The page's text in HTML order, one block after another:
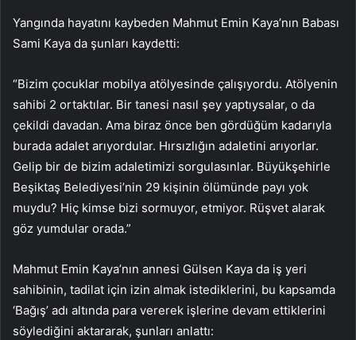
Yangında hayatını kaybeden Mahmut Emin Kaya’nın Babası
Sami Kaya da şunları kaydetti:
“Bizim çocuklar mobilya atölyesinde çalışıyordu. Atölyenin
sahibi 2 ortaktılar. Bir tanesi nasıl şey yaptıysalar, o da
çekildi davadan. Ama biraz önce ben gördüğüm kadarıyla
burada adalet arıyordular. Hırsızlığın adaletini arıyorlar.
Gelip bir de bizim adaletimizi sorgulasınlar. Büyükşehirle
Beşiktaş Belediyesi’nin 29 kişinin ölümünde payı yok
muydu? Hiç kimse bizi sormuyor, etmiyor. Rüşvet alarak
göz yumdular orada.”
Mahmut Emin Kaya’nın annesi Gülsen Kaya da iş yeri
sahibinin, tadilat için izin almak istediklerini, bu kapsamda
‘Bağış’ adı altında para vererek işlerine devam ettiklerini
söylediğini aktararak, şunları anlattı: